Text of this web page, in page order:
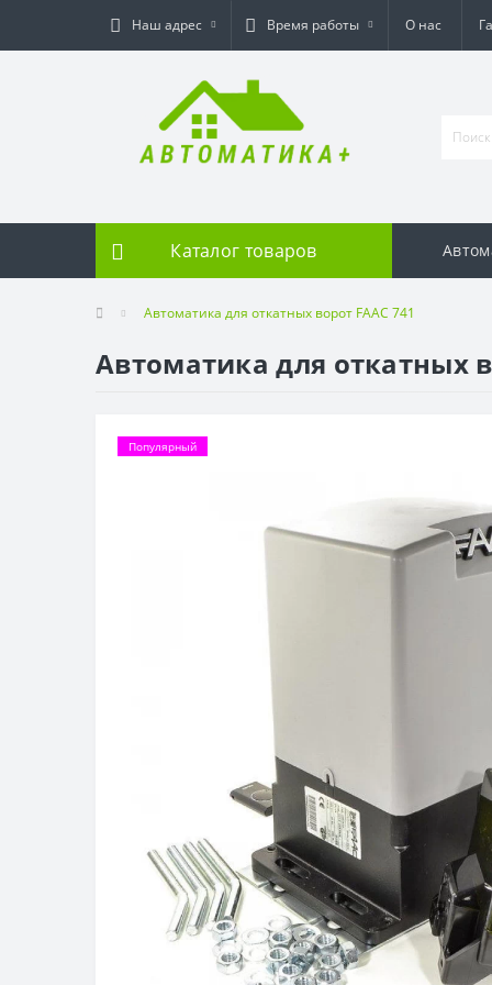
Наш адрес Время работы О нас
Каталог товаров
Автоматика для откатных ворот FAAC 741
Автоматика для откатных
Популярный